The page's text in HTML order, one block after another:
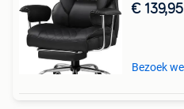
€ 139,95
Bezoek